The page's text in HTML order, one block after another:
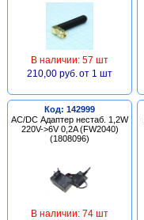
В наличии: 57 шт
210,00 руб. от 1 шт
Код: 142999
AC/DC Адаптер нестаб. 1,2W
220V->6V 0,2A (FW2040)
(1808096)
В наличии: 74 шт